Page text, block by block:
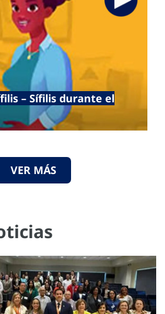
– Sífilis durante el
VER MÁS